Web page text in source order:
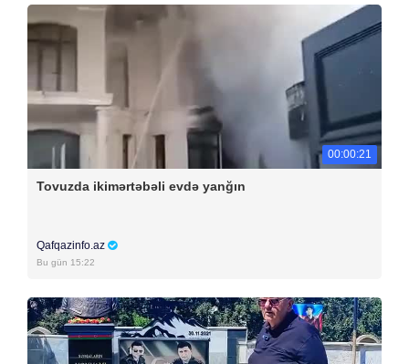
00:00:21
Tovuzda ikimərtəbəli evdə yanğın
Qafqazinfo.az
Bu gün 15:22